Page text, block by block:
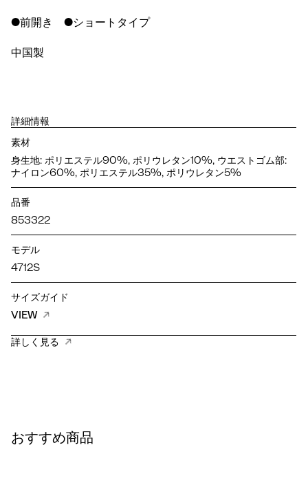
●前開き ●ショートタイプ
中国製
詳細情報
素材
身生地: ポリエステル90%, ポリウレタン10%, ウエストゴム部:
ナイロン60%, ポリエステル35%, ポリウレタン5%
品番
853322
モデル
4712S
サイズガイド
VIEW
詳しく見る
おすすめ商品